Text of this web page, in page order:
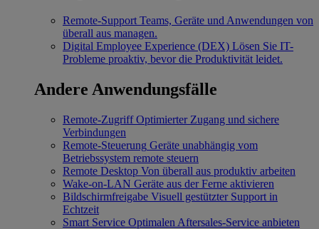
Remote-Support Teams, Geräte und Anwendungen von
überall aus managen.
Digital Employee Experience (DEX) Lösen Sie IT-
Probleme proaktiv, bevor die Produktivität leidet.
Andere Anwendungsfälle
Remote-Zugriff Optimierter Zugang und sichere
Verbindungen
Remote-Steuerung Geräte unabhängig vom
Betriebssystem remote steuern
Remote Desktop Von überall aus produktiv arbeiten
Wake-on-LAN Geräte aus der Ferne aktivieren
Bildschirmfreigabe Visuell gestützter Support in
Echtzeit
Smart Service Optimalen Aftersales-Service anbieten